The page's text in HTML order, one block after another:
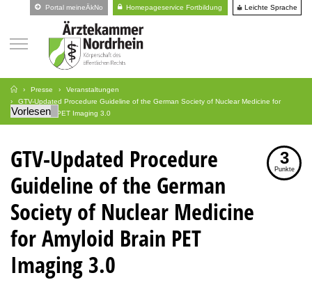
Portal meineÄkNo Homepageservice Fortbildung Leichte Sprache
Presse
Veranstaltungen
GTV-Updated Procedure Guideline of the German Society of Nuclear Medicine for
Amyloid Brain PET Imaging 3.0
Vorlesen
GTV-Updated Procedure
Guideline of the German
Society of Nuclear Medicine
for Amyloid Brain PET
Imaging 3.0
3
Punkte